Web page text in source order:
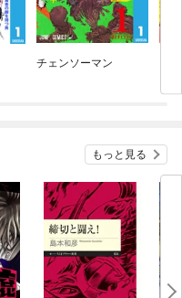
チェンソーマン
もっと見る